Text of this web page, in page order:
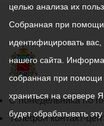
График
работы
С понедельника по
Телефон контакт-
целью анализа их
Собранная при
идентифицировать
нашего сайта.
собранная при помощи
храниться на сервере
будет обрабатывать